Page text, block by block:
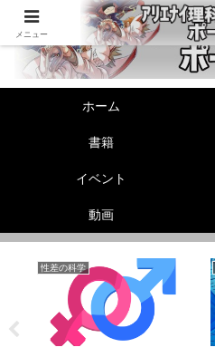
ホーム
書籍
イベント
動画
性差の科学
メニュー